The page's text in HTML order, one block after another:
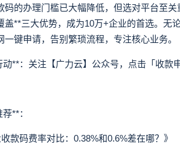
办理门槛已大幅降低，但选对平台至关
盖**三大优势，成为10万+企业的首选。无
一键申请，告别繁琐流程，专注核心业务。
：关注【广力云】公众号，点击「收款申
**：
码费率对比：0.38%和0.6%差在哪？》